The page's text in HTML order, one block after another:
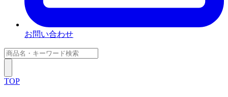
お問い合わせ
TOP